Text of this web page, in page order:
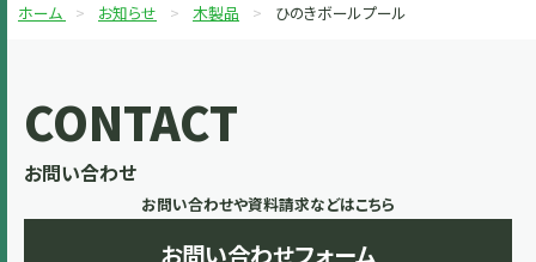
ホーム お知らせ 木製品 ひのきボールプール
CONTACT
お問い合わせ
お問い合わせや資料請求などはこちら
お問い合わせフォーム